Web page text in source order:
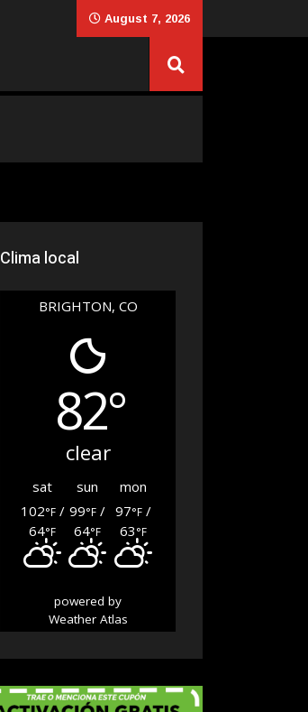
August 7, 2026
Clima local
BRIGHTON, CO
82°
clear
sat sun
mon
102°F/
64°F
99°F /
64°F
97°F/
63°F
powered by
Weather Atlas